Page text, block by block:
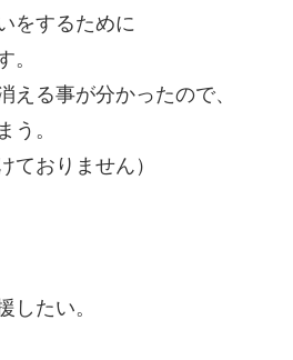
をするために
える事が分かったので、
。
おりません）
たい。